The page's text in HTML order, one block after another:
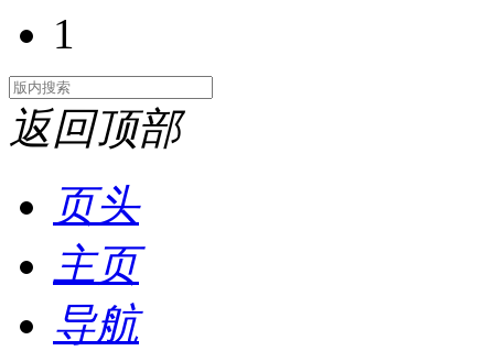
1
返回顶部
页头
主页
导航